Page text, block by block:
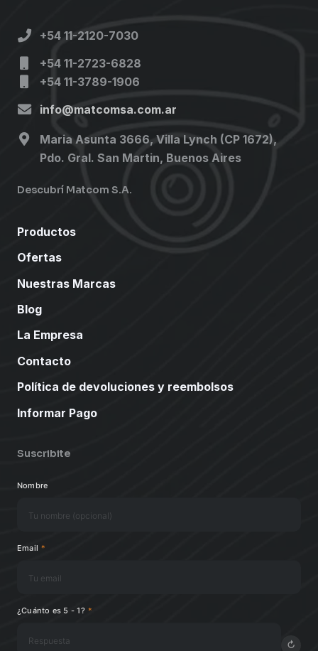
+54 11-2120-7030
+54 11-2723-6828
+54 11-3789-1906
info@matcomsa.com.ar
Maria Asunta 3666, Villa Lynch (CP 1672),
Pdo. Gral. San Martin, Buenos Aires
Descubrí Matcom S.A.
Productos
Ofertas
Nuestras Marcas
Blog
La Empresa
Contacto
Política de devoluciones y reembolsos
Informar Pago
Suscribite
Nombre
Email *
¿Cuánto es 5 - 1? *
↻